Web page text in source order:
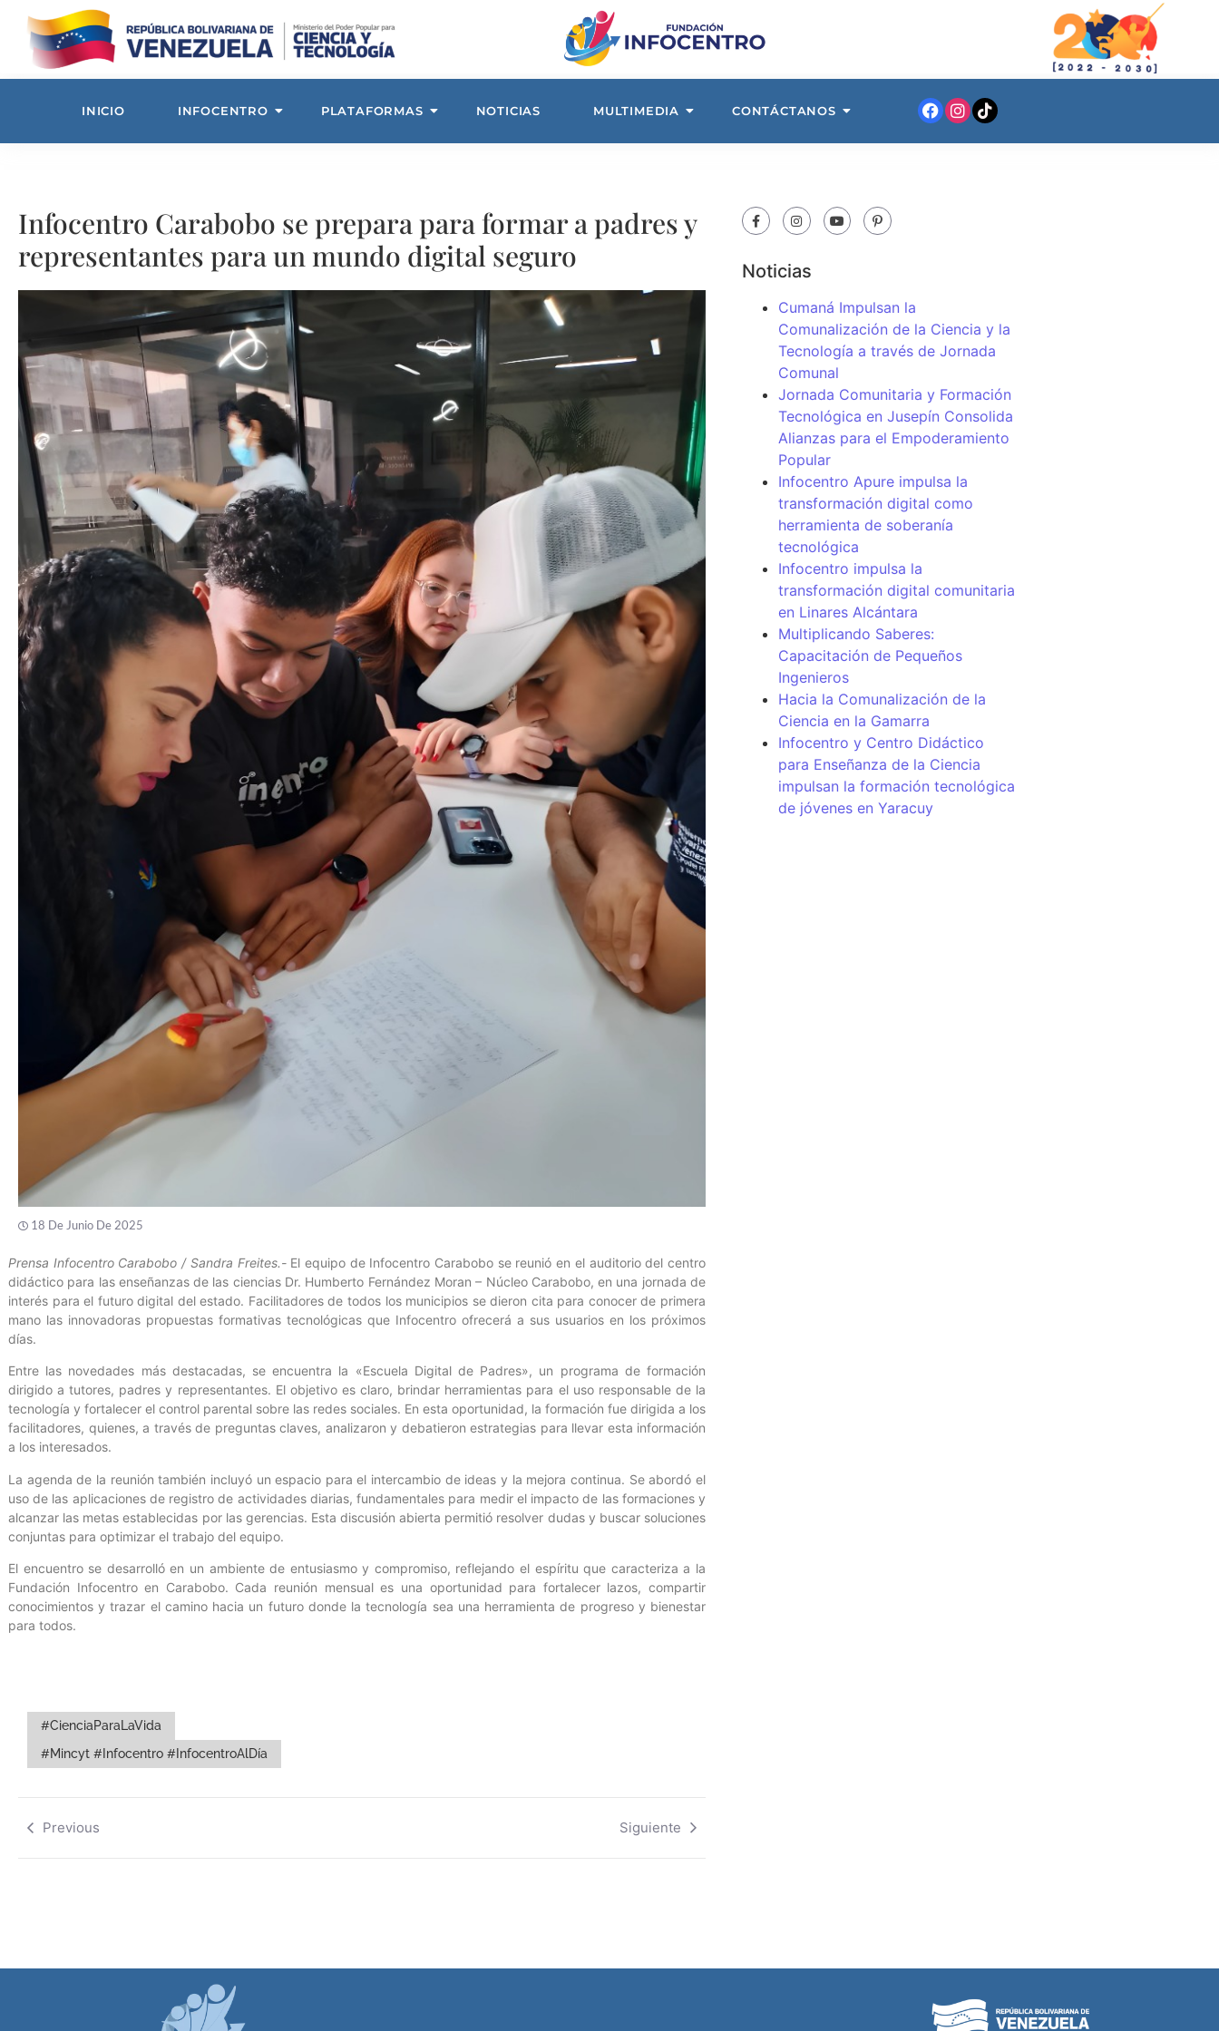
INICIO INFOCENTRO PLATAFORMAS NOTICIAS MULTIMEDIA CONTÁCTANOS
Infocentro Carabobo se prepara para formar a padres y
representantes para un mundo digital seguro
18 De Junio De 2025
Prensa Infocentro Carabobo / Sandra Freites.- El equipo de Infocentro Carabobo se reunió en el auditorio del centro
didáctico para las enseñanzas de las ciencias Dr. Humberto Fernández Moran – Núcleo Carabobo, en una jornada de
interés para el futuro digital del estado. Facilitadores de todos los municipios se dieron cita para conocer de primera
mano las innovadoras propuestas formativas tecnológicas que Infocentro ofrecerá a sus usuarios en los próximos
días.
Entre las novedades más destacadas, se encuentra la «Escuela Digital de Padres», un programa de formación
dirigido a tutores, padres y representantes. El objetivo es claro, brindar herramientas para el uso responsable de la
tecnología y fortalecer el control parental sobre las redes sociales. En esta oportunidad, la formación fue dirigida a los
facilitadores, quienes, a través de preguntas claves, analizaron y debatieron estrategias para llevar esta información
a los interesados.
La agenda de la reunión también incluyó un espacio para el intercambio de ideas y la mejora continua. Se abordó el
uso de las aplicaciones de registro de actividades diarias, fundamentales para medir el impacto de las formaciones y
alcanzar las metas establecidas por las gerencias. Esta discusión abierta permitió resolver dudas y buscar soluciones
conjuntas para optimizar el trabajo del equipo.
El encuentro se desarrolló en un ambiente de entusiasmo y compromiso, reflejando el espíritu que caracteriza a la
Fundación Infocentro en Carabobo. Cada reunión mensual es una oportunidad para fortalecer lazos, compartir
conocimientos y trazar el camino hacia un futuro donde la tecnología sea una herramienta de progreso y bienestar
para todos.
#CienciaParaLaVida
#Mincyt #Infocentro #InfocentroAlDía
Previous Siguiente
Noticias
Cumaná Impulsan la
Comunalización de la Ciencia y la
Tecnología a través de Jornada
Comunal
Jornada Comunitaria y Formación
Tecnológica en Jusepín Consolida
Alianzas para el Empoderamiento
Popular
Infocentro Apure impulsa la
transformación digital como
herramienta de soberanía
tecnológica
Infocentro impulsa la
transformación digital comunitaria
en Linares Alcántara
Multiplicando Saberes:
Capacitación de Pequeños
Ingenieros
Hacia la Comunalización de la
Ciencia en la Gamarra
Infocentro y Centro Didáctico
para Enseñanza de la Ciencia
impulsan la formación tecnológica
de jóvenes en Yaracuy